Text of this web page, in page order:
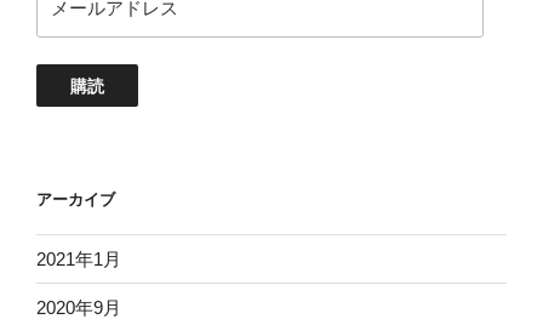
ー
ド
購読
アーカイブ
2021年1月
2020年9月